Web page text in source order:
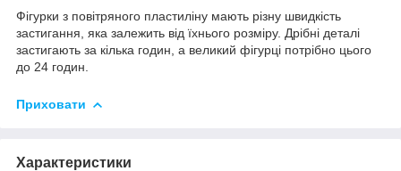
Фігурки з повітряного пластиліну мають різну швидкість
застигання, яка залежить від їхнього розміру. Дрібні деталі
застигають за кілька годин, а великий фігурці потрібно цього
до 24 годин.
Приховати
Характеристики